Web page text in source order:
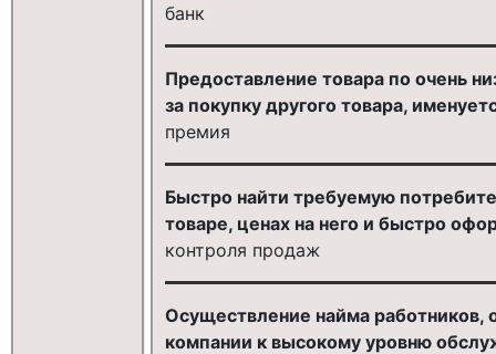
банк
Предоставление товара по очень
за покупку другого товара,
премия
Быстро найти требуемую
товаре, ценах на него и быстро
контроля продаж
Осуществление найма работников,
компании к высокому уровню